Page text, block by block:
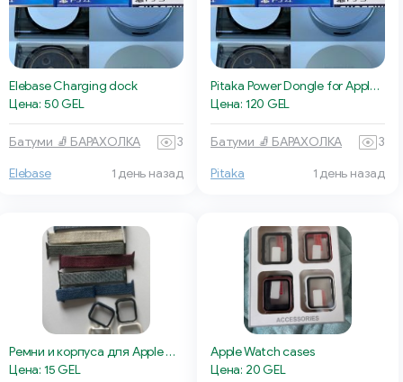
Elebase Charging dock
Цена: 50 GEL
Батуми 🧦 БАРАХОЛКА 3
Elebase 1 день назад
Pitaka Power Dongle for Apple Watch
Цена: 120 GEL
Батуми 🧦 БАРАХОЛКА 3
Pitaka 1 день назад
Ремни и корпуса для Apple Watch
Цена: 15 GEL
Apple Watch cases
Цена: 20 GEL